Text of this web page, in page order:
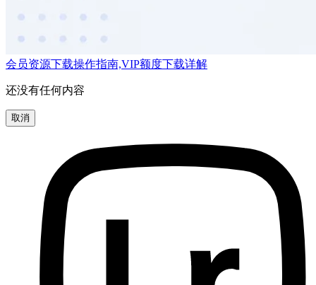
会员资源下载操作指南,VIP额度下载详解
还没有任何内容
取消